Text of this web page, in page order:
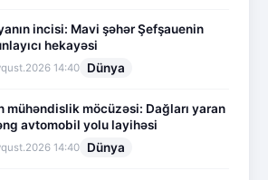
incisi: Mavi şəhər Şefşauenin
hekayəsi
14:40 Dünya
mühəndislik möcüzəsi: Dağları yaran
avtomobil yolu layihəsi
14:40 Dünya